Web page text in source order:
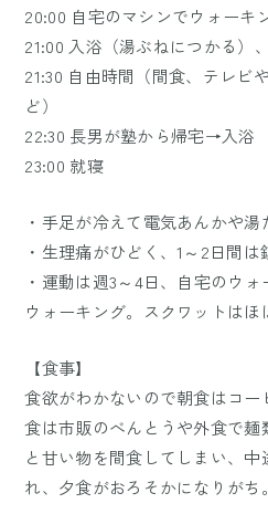
20:00 自宅のマシンでウォーキ
21:00 入浴（湯ぶねにつかる）
21:30 自由時間（間食、テレビ
ど）
22:30 長男が塾から帰宅→入浴
23:00 就寝
・手足が冷えて電気あんかや湯
・生理痛がひどく、1～2日間は
・運動は週3～4日、自宅のウ
ウォーキング。スクワットはほ
【食事】
食欲がわかないので朝食はコ
食は市販のべんとうや外食で
と甘い物を間食してしまい、
れ、夕食がおろそかになりがち。